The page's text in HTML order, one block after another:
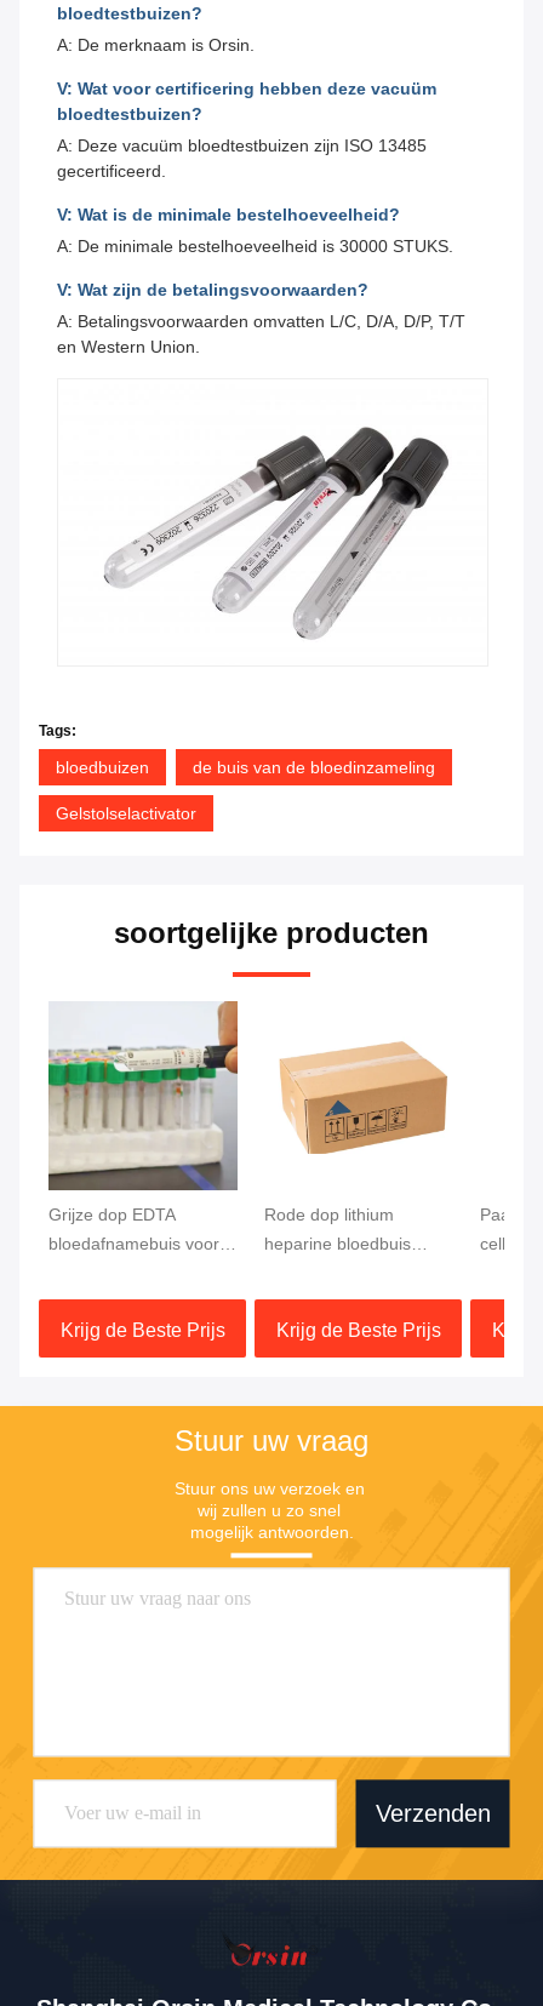
bloedtestbuizen?
A: De merknaam is Orsin.
V: Wat voor certificering hebben deze vacuüm
bloedtestbuizen?
A: Deze vacuüm bloedtestbuizen zijn ISO 13485
gecertificeerd.
V: Wat is de minimale bestelhoeveelheid?
A: De minimale bestelhoeveelheid is 30000 STUKS.
V: Wat zijn de betalingsvoorwaarden?
A: Betalingsvoorwaarden omvatten L/C, D/A, D/P, T/T
en Western Union.
Tags:
bloedbuizen de buis van de bloedinzameling
Gelstolselactivator
soortgelijke producten
Grijze dop EDTA
bloedafnamebuis voor
13x75mm bloedmonster
Krijg de Beste Prijs
Rode dop lithium
heparine bloedbuis
stolsel activator gel
separator
Krijg de Beste Prijs
Paarse
Krijg
Stuur uw vraag
Stuur ons uw verzoek en
wij zullen u zo snel
mogelijk antwoorden.
Verzenden